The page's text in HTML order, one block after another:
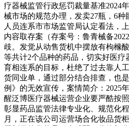
疗器械监管行政惩罚裁量基准2024
械市场的规范办理，发卖27瓶，6种
人员连系市市场监管局认定看法，
内容取存案（存案号：鲁青械备
歧。发觉从动售货机中摆放有枸橼
等共计2个品种的药品，切实好医疗
育相连系的目标，杜绝了过去靠人
货同业单，通过部分结合排查，也
例》的无效宣传，案情简介：2025
醒泛博医疗器械运营企业要严酷按
彰显药品监管法律专业化、规范化
月，正在该公司运营场合化妆品货